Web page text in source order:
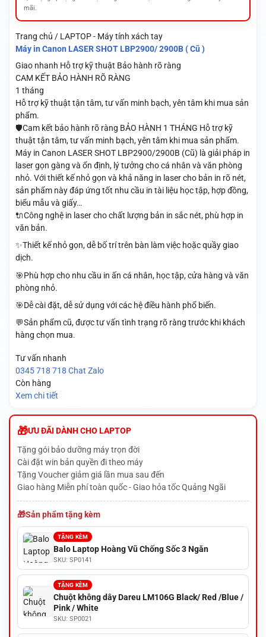
mãi.
Trang chủ / LAPTOP - Máy tính xách tay
Máy in Canon LASER SHOT LBP2900/ 2900B ( Cũ )
Giao nhanh Hỗ trợ kỹ thuật Bảo hành rõ ràng
CAM KẾT BẢO HÀNH RÕ RÀNG
1 tháng
Hỗ trợ kỹ thuật tận tâm, tư vấn minh bạch, yên tâm khi mua sản
phẩm.
🛡️Cam kết bảo hành rõ ràng BẢO HÀNH 1 THÁNG Hỗ trợ kỹ
thuật tận tâm, tư vấn minh bạch, yên tâm khi mua sản phẩm.
Máy in Canon LASER SHOT LBP2900/2900B (Cũ) là giải pháp in
laser gọn gàng và ổn định, lý tưởng cho cá nhân và văn phòng
nhỏ. Với thiết kế nhỏ gọn và khả năng in laser cho bản in rõ nét,
sản phẩm này đáp ứng tốt nhu cầu in tài liệu học tập, hợp đồng,
biểu mẫu và giấy…
🔌Công nghệ in laser cho chất lượng bản in sắc nét, phù hợp in
văn bản.
✨Thiết kế nhỏ gọn, dễ bố trí trên bàn làm việc hoặc quầy giao
dịch.
🎯Phù hợp cho nhu cầu in ấn cá nhân, học tập, cửa hàng và văn
phòng nhỏ.
🎯Dễ cài đặt, dễ sử dụng với các hệ điều hành phổ biến.
💬Sản phẩm cũ, được tư vấn tình trạng rõ ràng trước khi khách
hàng chọn mua.
Tư vấn nhanh
0345 718 718 Chat Zalo
Còn hàng
Xem chi tiết
ƯU ĐÃI DÀNH CHO LAPTOP
Tặng gói bảo dưỡng máy trọn đời
Cài đặt win bản quyền đi theo máy
Tặng Voucher giảm giá lần mua sau đến
Giao hàng Miễn phí toàn quốc - Giao hỏa tốc Quảng Ngãi
Sản phẩm tặng kèm
TẶNG KÈM
Balo Laptop Hoàng Vũ Chống Sốc 3 Ngăn
SKU: SP0141
TẶNG KÈM
Chuột không dây Dareu LM106G Black/ Red /Blue /
Pink / White
SKU: SP0021